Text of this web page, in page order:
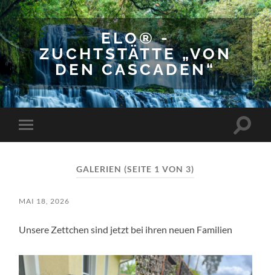
ELO® -
ZUCHTSTÄTTE „VON
DEN CASCADEN“
Mobile-
Menü
GALERIEN(SEITE 1 VON 3)
MAI 18, 2026
Unsere Zettchen sind jetzt bei ihren neuen Familien